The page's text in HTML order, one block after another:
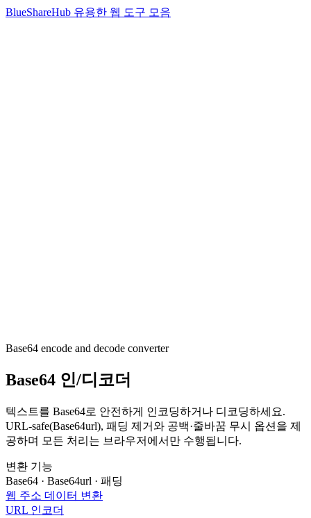
BlueShareHub 유용한 웹 도구 모음
Base64 encode and decode converter
Base64 인/디코더
텍스트를 Base64로 안전하게 인코딩하거나 디코딩하세요.
URL-safe(Base64url), 패딩 제거와 공백·줄바꿈 무시 옵션을 제
공하며 모든 처리는 브라우저에서만 수행됩니다.
변환 기능
Base64 · Base64url · 패딩
웹 주소 데이터 변환
URL 인코더